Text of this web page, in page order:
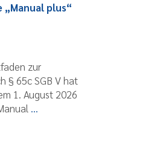
„Manual plus“
zur
§ 65c SGB V hat
1. August 2026
...